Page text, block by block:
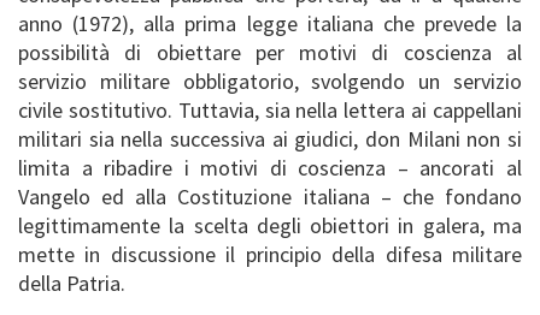
anno (1972), alla prima legge italiana che prevede la
possibilità di obiettare per motivi di coscienza al
servizio militare obbligatorio, svolgendo un servizio
civile sostitutivo. Tuttavia, sia nella lettera ai cappellani
militari sia nella successiva ai giudici, don Milani non si
limita a ribadire i motivi di coscienza – ancorati al
Vangelo ed alla Costituzione italiana – che fondano
legittimamente la scelta degli obiettori in galera, ma
mette in discussione il principio della difesa militare
della Patria.